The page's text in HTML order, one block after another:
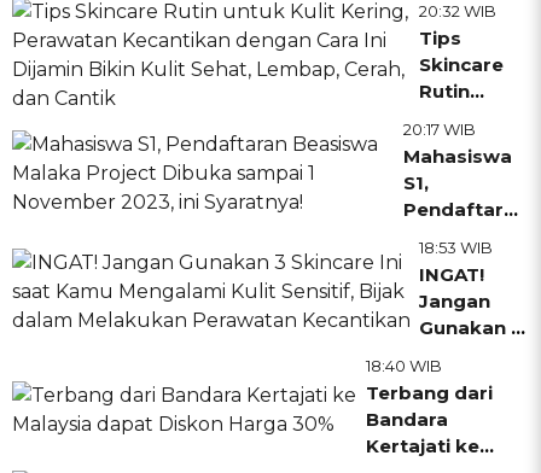
Vlogger
Indonesia,
Menjual
Make Up
Warna-
warni
hingga
Bodycare
Wangi
20:32 WIB
Tips
Skincare
Rutin
Kering,
Perawatan
Kecantikan
dengan
Cara Ini
Dijamin
Bikin Kulit
Sehat,
Lembap,
Cerah, dan
Cantik
20:17 WIB
Mahasiswa
S1,
Pendaftaran
Project
Dibuka
sampai 1
November
2023, ini
Syaratnya!
18:53 WIB
INGAT!
Jangan
Gunakan 3
Ini saat
Kamu
Mengalami
Kulit
18:40 WIB
Terbang dari
Bandara
Kertajati ke